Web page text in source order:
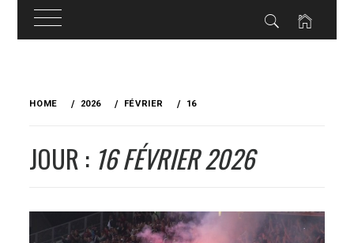
HOME 2026 FÉVRIER 16
JOUR : 16 FÉVRIER 2026